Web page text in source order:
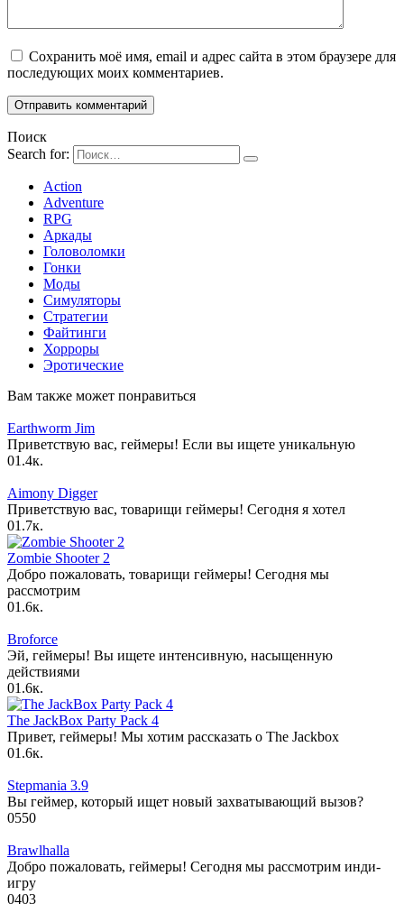
Сохранить моё имя, email и адрес сайта в этом браузере для
последующих моих комментариев.
Поиск
Search for:
Action
Adventure
RPG
Аркады
Головоломки
Гонки
Моды
Симуляторы
Стратегии
Файтинги
Хорроры
Эротические
Вам также может понравиться
Earthworm Jim
Приветствую вас, геймеры! Если вы ищете уникальную
01.4к.
Aimony Digger
Приветствую вас, товарищи геймеры! Сегодня я хотел
01.7к.
Zombie Shooter 2
Добро пожаловать, товарищи геймеры! Сегодня мы
рассмотрим
01.6к.
Broforce
Эй, геймеры! Вы ищете интенсивную, насыщенную
действиями
01.6к.
The JackBox Party Pack 4
Привет, геймеры! Мы хотим рассказать о The Jackbox
01.6к.
Stepmania 3.9
Вы геймер, который ищет новый захватывающий вызов?
0550
Brawlhalla
Добро пожаловать, геймеры! Сегодня мы рассмотрим инди-
игру
0403